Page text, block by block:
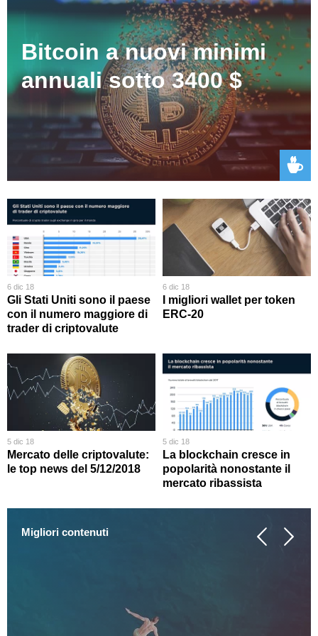
Bitcoin a nuovi minimi
annuali sotto 3400 $
6 dic 18
Gli Stati Uniti sono il paese
con il numero maggiore di
trader di criptovalute
6 dic 18
I migliori wallet per token
ERC-20
5 dic 18
Mercato delle criptovalute:
le top news del 5/12/2018
5 dic 18
La blockchain cresce in
popolarità nonostante il
mercato ribassista
Migliori contenuti